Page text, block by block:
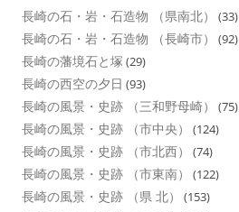
長崎の石・岩・石造物 （県南北） (33)
長崎の石・岩・石造物 （長崎市） (92)
長崎の藩境石と塚 (29)
長崎の西空の夕日 (93)
長崎の風景・史跡 （三和野母崎） (75)
長崎の風景・史跡 （市中央） (124)
長崎の風景・史跡 （市北西） (74)
長崎の風景・史跡 （市東南） (122)
長崎の風景・史跡 （県 北） (153)